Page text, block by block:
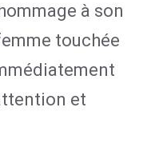
à son
touchée
et